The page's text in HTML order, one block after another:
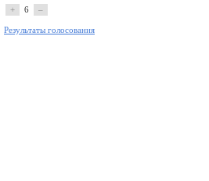
+ 6 –
Результаты голосования